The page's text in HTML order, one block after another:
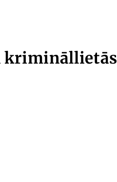
krimināllietās